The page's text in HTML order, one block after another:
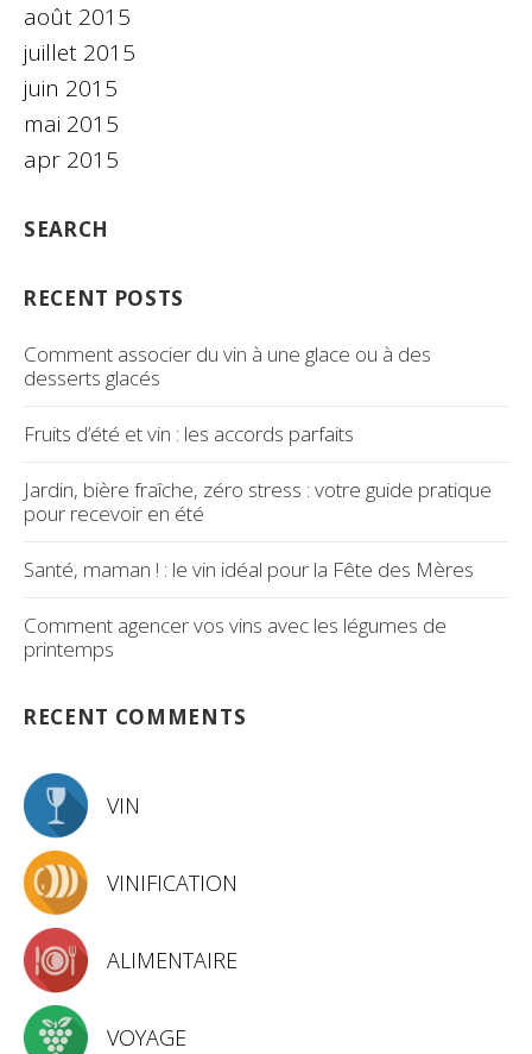
août 2015
juillet 2015
juin 2015
mai 2015
apr 2015
SEARCH
RECENT POSTS
Comment associer du vin à une glace ou à des
desserts glacés
Fruits d’été et vin : les accords parfaits
Jardin, bière fraîche, zéro stress : votre guide pratique
pour recevoir en été
Santé, maman ! : le vin idéal pour la Fête des Mères
Comment agencer vos vins avec les légumes de
printemps
RECENT COMMENTS
VIN
VINIFICATION
ALIMENTAIRE
VOYAGE